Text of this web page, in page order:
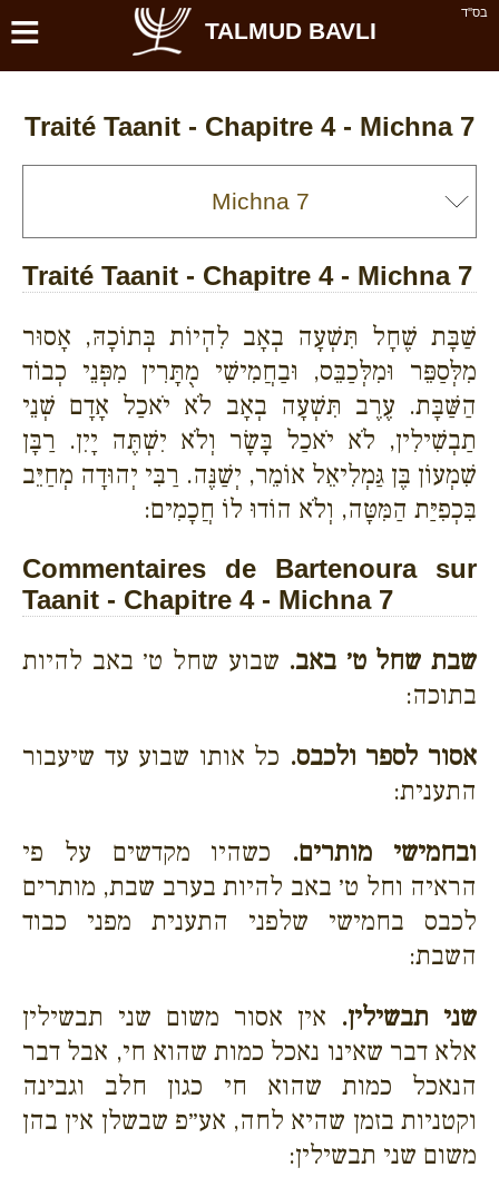
בס''ד ≡ TALMUD BAVLI
Traité Taanit - Chapitre 4 - Michna 7
Traité Taanit - Chapitre 4 - Michna 7
שַׁבָּת שֶׁחָל תִּשְׁעָה בְאָב לִהְיוֹת בְּתוֹכָהּ, אָסוּר
מִלְּסַפֵּר וּמִלְּכַבֵּס, וּבַחֲמִישִׁי מֻתָּרִין מִפְּנֵי כְבוֹד
הַשַּׁבָּת. עֶרֶב תִּשְׁעָה בְאָב לֹא יֹאכַל אָדָם שְׁנֵי
תַבְשִׁילִין, לֹא יֹאכַל בָּשָׂר וְלֹא יִשְׁתֶּה יָיִן. רַבָּן
שִׁמְעוֹן בֶּן גַּמְלִיאֵל אוֹמֵר, יְשַׁנֶּה. רַבִּי יְהוּדָה מְחַיֵּב
בִּכְפִיַּת הַמִּטָּה, וְלֹא הוֹדוּ לוֹ חֲכָמִים:
Commentaires de Bartenoura sur
Taanit - Chapitre 4 - Michna 7
שבת שחל ט׳ באב. שבוע שחל ט׳ באב להיות
בתוכה:
אסור לספר ולכבס. כל אותו שבוע עד שיעבור
התענית:
ובחמישי מותרים. כשהיו מקדשים על פי
הראיה וחל ט׳ באב להיות בערב שבת, מותרים
לכבס בחמישי שלפני התענית מפני כבוד
השבת:
שני תבשילין. אין אסור משום שני תבשילין
אלא דבר שאינו נאכל כמות שהוא חי, אבל דבר
הנאכל כמות שהוא חי כגון חלב וגבינה
וקטניות בזמן שהיא לחה, אע״פ שבשלן אין בהן
משום שני תבשילין: